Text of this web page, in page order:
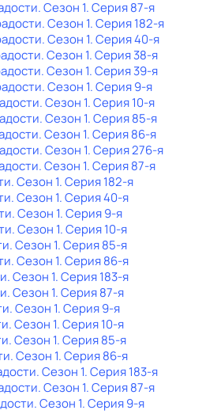
. Сезон 1. Серия 87-я
. Сезон 1. Серия 182-я
. Сезон 1. Серия 40-я
. Сезон 1. Серия 38-я
. Сезон 1. Серия 39-я
. Сезон 1. Серия 9-я
. Сезон 1. Серия 10-я
. Сезон 1. Серия 85-я
. Сезон 1. Серия 86-я
. Сезон 1. Серия 276-я
. Сезон 1. Серия 87-я
. Сезон 1. Серия 182-я
. Сезон 1. Серия 40-я
. Сезон 1. Серия 9-я
. Сезон 1. Серия 10-я
. Сезон 1. Серия 85-я
. Сезон 1. Серия 86-я
. Сезон 1. Серия 183-я
. Сезон 1. Серия 87-я
. Сезон 1. Серия 9-я
. Сезон 1. Серия 10-я
. Сезон 1. Серия 85-я
. Сезон 1. Серия 86-я
. Сезон 1. Серия 183-я
. Сезон 1. Серия 87-я
. Сезон 1. Серия 9-я